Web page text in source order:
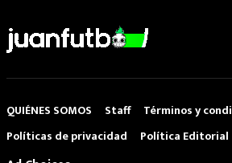
QUIÉNES SOMOS Staff
Términos y
Políticas de privacidad
Política Editorial